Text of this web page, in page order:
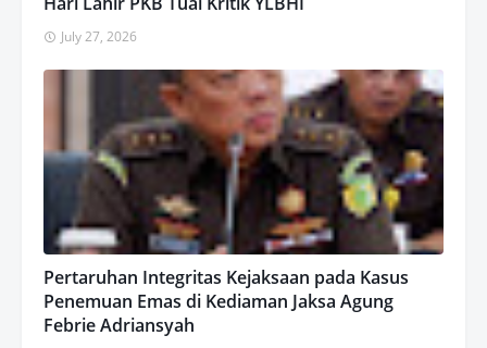
July 27, 2026
Pertaruhan Integritas Kejaksaan pada Kasus
Penemuan Emas di Kediaman Jaksa Agung
Febrie Adriansyah